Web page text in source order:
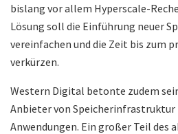
bislang vor allem Hyperscale-
Lösung soll die Einführung neuer
vereinfachen und die Zeit bis zum
verkürzen.
Western Digital betonte zudem
Anbieter von Speicherinfrastruktur
Anwendungen. Ein großer Teil des